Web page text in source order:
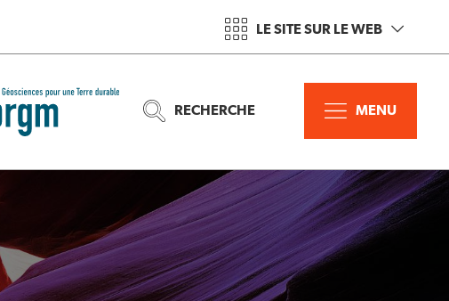
LE SITE SUR LE WEB
RECHERCHE MENU